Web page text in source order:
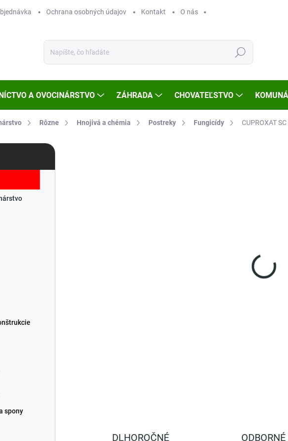
Ochrana osobných údajov Kontakt O nás
Hľadať
A OVOCINÁRSTVO ZÁHRADA CHOVATEĽSTVO
Rôzne Hnojivá a chémia Postreky Fungicídy CUPROXAT
spony
DLHOROČNÉ
ODBORNÉ